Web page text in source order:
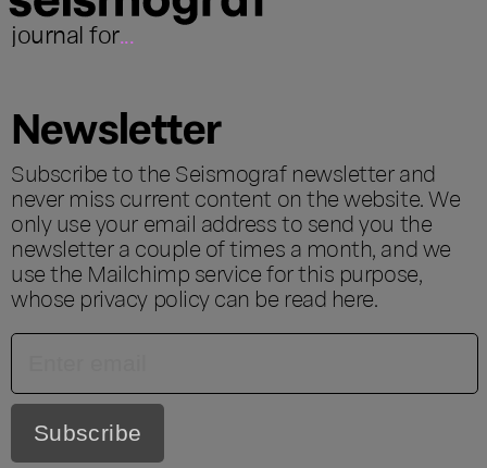
journal for...
Newsletter
Subscribe to the Seismograf newsletter and
never miss current content on the website. We
only use your email address to send you the
newsletter a couple of times a month, and we
use the Mailchimp service for this purpose,
whose privacy policy can be read here.